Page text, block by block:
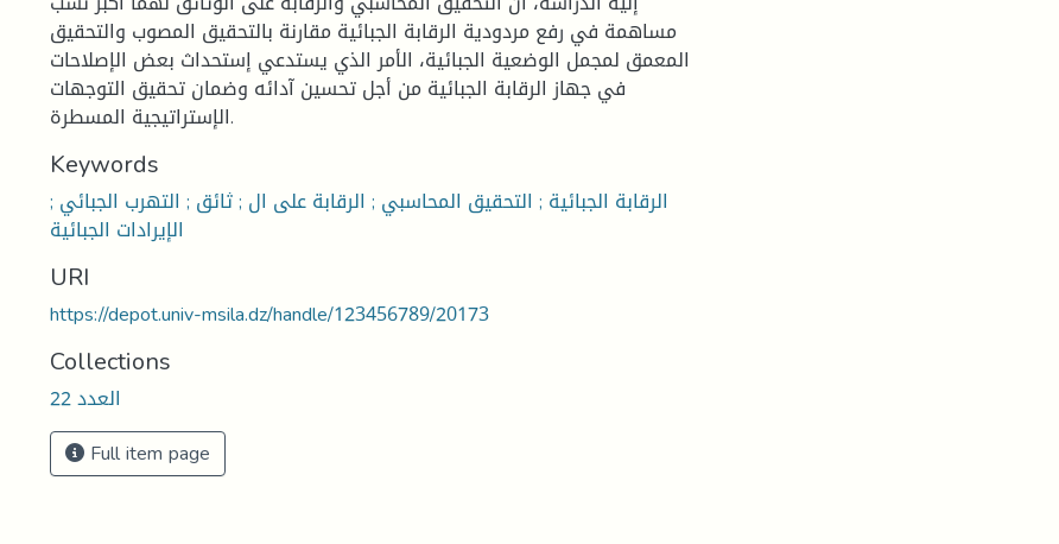
مساهمة في رفع مردودية الرقابة الجبائية مقارنة بالتحقيق المصوب والتحقيق
المعمق لمجمل الوضعية الجبائية، الأمر الذي يستدعي إستحداث بعض الإصلاحات
في جهاز الرقابة الجبائية من أجل تحسين آدائه وضمان تحقيق التوجهات
الإستراتيجية المسطرة.
Keywords
الرقابة الجبائية ; التحقيق المحاسبي ; الرقابة على ال ; ثائق ; التهرب الجبائي ;
الإيرادات الجبائية
URI
https://depot.univ-msila.dz/handle/123456789/20173
Collections
العدد 22
Full item page